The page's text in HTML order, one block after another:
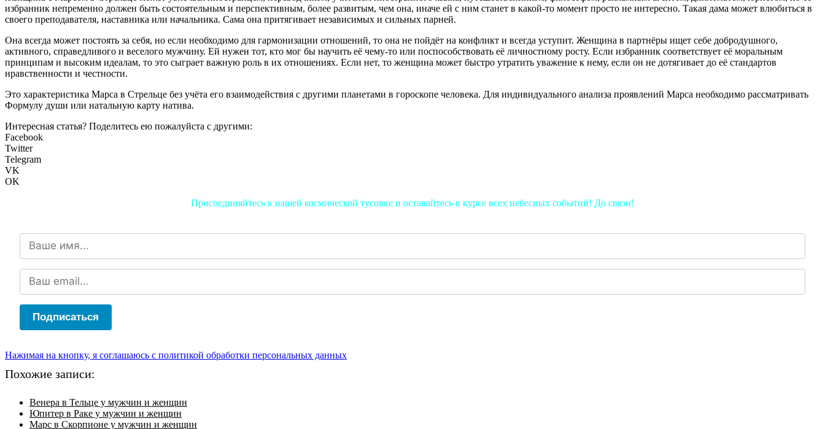
избранник непременно должен быть состоятельным и перспективным, более развитым, чем она, иначе ей с ним станет в какой-то момент просто не интересно. Такая дама может влюбиться в
своего преподавателя, наставника или начальника. Сама она притягивает независимых и сильных парней.
Она всегда может постоять за себя, но если необходимо для гармонизации отношений, то она не пойдёт на конфликт и всегда уступит. Женщина в партнёры ищет себе добродушного,
активного, справедливого и веселого мужчину. Ей нужен тот, кто мог бы научить её чему-то или поспособствовать её личностному росту. Если избранник соответствует её моральным
принципам и высоким идеалам, то это сыграет важную роль в их отношениях. Если нет, то женщина может быстро утратить уважение к нему, если он не дотягивает до её стандартов
нравственности и честности.
Это характеристика Марса в Стрельце без учёта его взаимодействия с другими планетами в гороскопе человека. Для индивидуального анализа проявлений Марса необходимо рассматривать
Формулу души или натальную карту натива.
Интересная статья? Поделитесь ею пожалуйста с другими:
Facebook
Twitter
Telegram
VK
OK
Присоединяйтесь к нашей космической тусовке и оставайтесь в курсе всех небесных событий! До связи!
Подписаться
Нажимая на кнопку, я соглашаюсь с политикой обработки персональных данных
Похожие записи:
Венера в Тельце у мужчин и женщин
Юпитер в Раке у мужчин и женщин
Марс в Скорпионе у мужчин и женщин